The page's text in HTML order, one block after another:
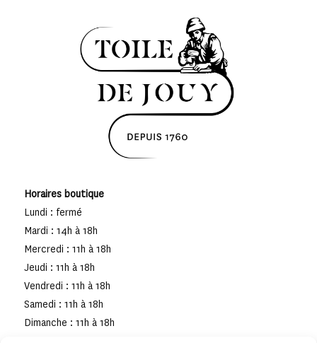
Horaires boutique
Lundi : fermé
Mardi : 14h à 18h
Mercredi : 11h à 18h
Jeudi : 11h à 18h
Vendredi : 11h à 18h
Samedi : 11h à 18h
Dimanche : 11h à 18h